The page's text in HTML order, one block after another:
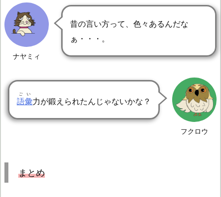
ナヤミィ
昔の言い方って、色々あるんだな
ぁ・・・。
フクロウ
語彙
ごい
力が鍛えられたんじゃないかな？
まとめ